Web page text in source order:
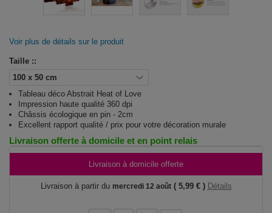
Voir plus de détails sur le produit
Taille ::
Tableau déco Abstrait Heat of Love
Impression haute qualité 360 dpi
Châssis écologique en pin - 2cm
Excellent rapport qualité / prix pour votre décoration murale
Livraison offerte à domicile et en point relais
Livraison à domicile offerte
Livraison à partir du mercredi 12 août ( 5,99 € ) Détails